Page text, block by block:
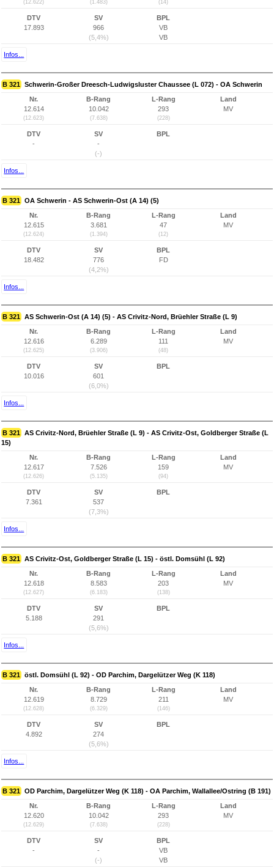
(12.622) (1.483) (14)
DTV
17.893
SV
966
(5,4%)
BPL
VB
VB
Infos...
B 321 Schwerin-Großer Dreesch-Ludwigsluster Chaussee (L 072) - OA Schwerin
Nr.
12.614
(12.623)
B-Rang
10.042
(7.638)
L-Rang
293
(228)
Land
MV
DTV
-
SV
-
(-)
BPL
Infos...
B 321 OA Schwerin - AS Schwerin-Ost (A 14) (5)
Nr.
12.615
(12.624)
B-Rang
3.681
(1.394)
L-Rang
47
(12)
Land
MV
DTV
18.482
SV
776
(4,2%)
BPL
FD
Infos...
B 321 AS Schwerin-Ost (A 14) (5) - AS Crivitz-Nord, Brüehler Straße (L 9)
Nr.
12.616
(12.625)
B-Rang
6.289
(3.906)
L-Rang
111
(48)
Land
MV
DTV
10.016
SV
601
(6,0%)
BPL
Infos...
B 321 AS Crivitz-Nord, Brüehler Straße (L 9) - AS Crivitz-Ost, Goldberger Straße (L
15)
Nr.
12.617
(12.626)
B-Rang
7.526
(5.135)
L-Rang
159
(94)
Land
MV
DTV
7.361
SV
537
(7,3%)
BPL
Infos...
B 321 AS Crivitz-Ost, Goldberger Straße (L 15) - östl. Domsühl (L 92)
Nr.
12.618
(12.627)
B-Rang
8.583
(6.183)
L-Rang
203
(138)
Land
MV
DTV
5.188
SV
291
(5,6%)
BPL
Infos...
B 321 östl. Domsühl (L 92) - OD Parchim, Dargelützer Weg (K 118)
Nr.
12.619
(12.628)
B-Rang
8.729
(6.329)
L-Rang
211
(146)
Land
MV
DTV
4.892
SV
274
(5,6%)
BPL
Infos...
B 321 OD Parchim, Dargelützer Weg (K 118) - OA Parchim, Wallallee/Ostring (B 191)
Nr.
12.620
(12.629)
B-Rang
10.042
(7.638)
L-Rang
293
(228)
Land
MV
DTV
-
SV
-
(-)
BPL
VB
VB